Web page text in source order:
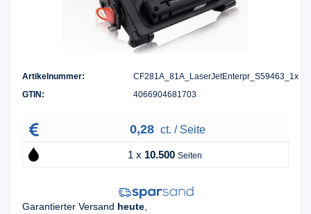
Artikelnummer:
CF281A_81A_LaserJetEnterpr_S59463_1x
GTIN:
4066904681703
0,28 ct. / Seite
1 x 10.500 Seiten
Garantierter Versand heute